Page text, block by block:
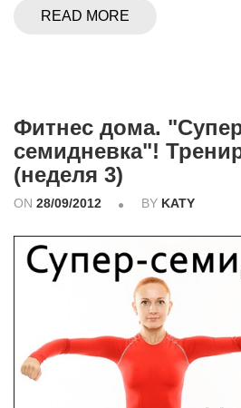
READ MORE
Фитнес дома.
семидневка"!
(неделя 3)
ON 28/09/2012 BY KATY